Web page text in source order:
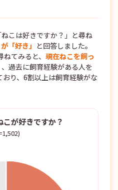
こは好きですか？」と尋ね
「好き」 と回答しました。
てみると、 現在ねこを飼っ
、過去に飼育経験がある人を
おり、6割以上は飼育経験がな
こが好きですか？